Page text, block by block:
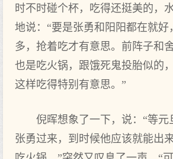
时不时碰个杯，吃得还挺美的，
地说：“要是张勇和阳阳都在就好
多，抢着吃才有意思。前阵子和
也是吃火锅，跟饿死鬼投胎似的
这样吃得特别有意思。”
倪晖想象了一下，说：“等元
张勇过来，到时候他应该就能出